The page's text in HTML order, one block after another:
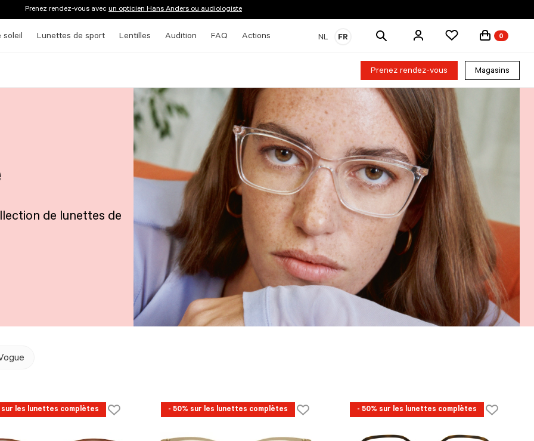
Prenez rendez-vous avec un opticien Hans Anders ou audiologiste
soleil Lunettes de sport Lentilles Audition FAQ Actions NL FR
Rechercher
0
Prenez rendez-vous Magasins
de lunettes de
sur les lunettes complètes - 50% sur les lunettes complètes - 50% sur les lunettes complètes